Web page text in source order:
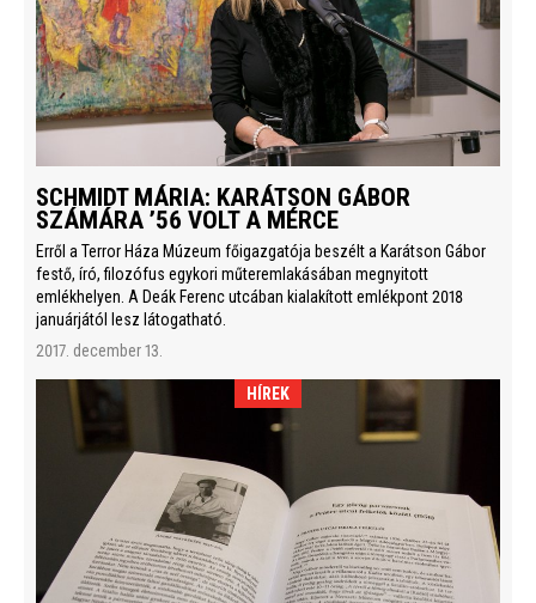
SCHMIDT MÁRIA: KARÁTSON GÁBOR
SZÁMÁRA ’56 VOLT A MÉRCE
Erről a Terror Háza Múzeum főigazgatója beszélt a Karátson Gábor
festő, író, filozófus egykori műteremlakásában megnyitott
emlékhelyen. A Deák Ferenc utcában kialakított emlékpont 2018
januárjától lesz látogatható.
2017. december 13.
HÍREK